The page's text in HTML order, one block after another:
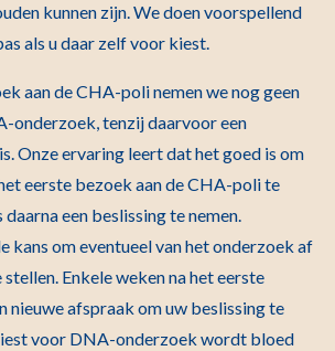
kunnen zijn. We doen voorspellend
als u daar zelf voor kiest.
aan de CHA-poli nemen we nog geen
onderzoek, tenzij daarvoor een
Onze ervaring leert dat het goed is om
eerste bezoek aan de CHA-poli te
een beslissing te nemen.
kans om eventueel van het onderzoek af
Enkele weken na het eerste
nieuwe afspraak om uw beslissing te
voor DNA-onderzoek wordt bloed